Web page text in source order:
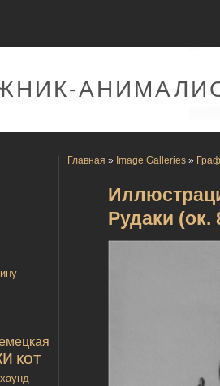
кот
Главная » Image Galleries »
Рудаки (ок.